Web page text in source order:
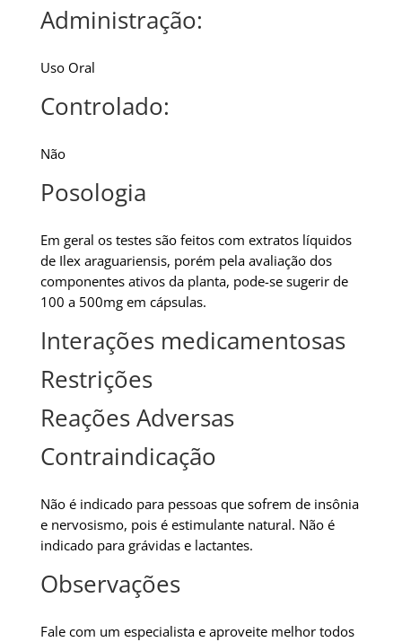
Administração:
Uso Oral
Controlado:
Não
Posologia
Em geral os testes são feitos com extratos líquidos
de Ilex araguariensis, porém pela avaliação dos
componentes ativos da planta, pode-se sugerir de
100 a 500mg em cápsulas.
Interações medicamentosas
Restrições
Reações Adversas
Contraindicação
Não é indicado para pessoas que sofrem de insônia
e nervosismo, pois é estimulante natural. Não é
indicado para grávidas e lactantes.
Observações
Fale com um especialista e aproveite melhor todos